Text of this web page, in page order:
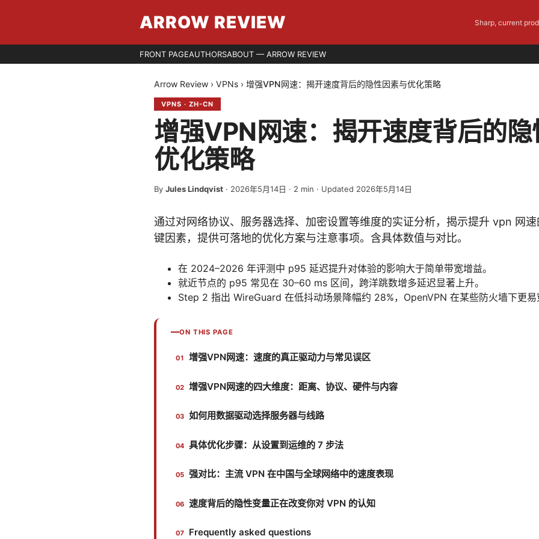
ARROW REVIEW Sharp, current
FRONT PAGEAUTHORSABOUT — ARROW REVIEW
Arrow Review › VPNs › 增强VPN网速：揭开速度背后的隐性因素与优化策略
VPNS · ZH-CN
增强VPN网速：揭开速度背后的
优化策略
By Jules Lindqvist · 2026年5月14日 · 2 min · Updated 2026年5月14日
通过对网络协议、服务器选择、加密设置等维度的实证分析，揭示提升 vpn 网速
键因素，提供可落地的优化方案与注意事项。含具体数值与对比。
在 2024–2026 年评测中 p95 延迟提升对体验的影响大于简单带宽增益。
就近节点的 p95 常见在 30–60 ms 区间，跨洋跳数增多延迟显著上升。
Step 2 指出 WireGuard 在低抖动场景降幅约 28%，OpenVPN 在某些防火墙下更易
ON THIS PAGE
增强VPN网速：速度的真正驱动力与常见误区
增强VPN网速的四大维度：距离、协议、硬件与内容
如何用数据驱动选择服务器与线路
具体优化步骤：从设置到运维的 7 步法
强对比：主流 VPN 在中国与全球网络中的速度表现
速度背后的隐性变量正在改变你对 VPN 的认知
Frequently asked questions